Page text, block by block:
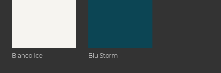
Bianco Ice Blu Storm